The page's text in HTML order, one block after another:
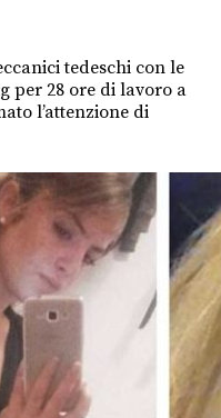
tedeschi con le
per 28 ore di lavoro a
l’attenzione di